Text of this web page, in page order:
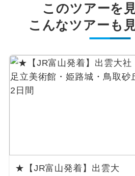
このツアーを
こんなツアーも
★【JR富山発着】出雲大